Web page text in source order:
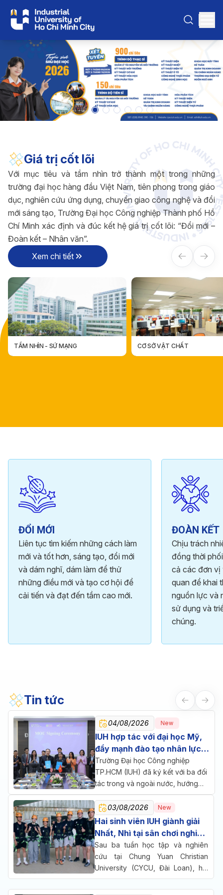
Giá trị cốt lõi
Với mục tiêu và tầm nhìn trở thành một trong những
trường đại học hàng đầu Việt Nam, tiên phong trong giáo
dục, nghiên cứu ứng dụng, chuyển giao công nghệ và đổi
mới sáng tạo, Trường Đại học Công nghiệp Thành phố Hồ
Chí Minh xác định và đúc kết hệ giá trị cốt lõi: “Đổi mới –
Đoàn kết – Nhân văn”.
Xem chi tiết
TẦM NHÌN - SỨ MẠNG CƠ SỞ VẬT CHẤT
ĐỔI MỚI
Liên tục tìm kiếm những cách làm
mới và tốt hơn, sáng tạo, đổi mới
và dám nghĩ, dám làm để thử
những điều mới và tạo cơ hội để
cải tiến và đạt đến tầm cao mới.
ĐOÀN KẾT
Chịu trách
đồng thời
cả các đơn vị
quan để khai
nguồn lực và
sử dụng và
chúng.
Tin tức
04/08/2026 New
IUH hợp tác với đại học Mỹ,
đẩy mạnh đào tạo nhân lực
chăm sóc sức khỏe
Trường Đại học Công nghiệp
TP.HCM (IUH) đã ký kết với ba đối
tác trong và ngoài nước, hướng
đến một mục tiêu chung: đưa đào
tạo, nghiên cứu và doanh nghiệp
cùng ngồi lại giải bài toán nhân lực
cho ngành chăm sóc sức khỏe.
03/08/2026 New
Hai sinh viên IUH giành giải
Nhất, Nhì tại sân chơi nghiên
cứu quốc tế ở Đài Loan
Sau ba tuần học tập và nghiên
cứu tại Chung Yuan Christian
University (CYCU, Đài Loan), hai
sinh viên Trường Đại học Công
nghiệp TP.HCM (IUH) đã cùng